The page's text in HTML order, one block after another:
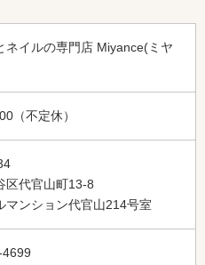
ネイルの専門店 Miyance(ミヤ
（不定休）
区代官山町13-8
マンション代官山214号室